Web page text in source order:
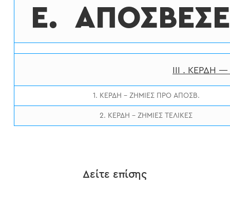
Ε.
ΙΙΙ . ΚΕΡΔΗ
1. ΚΕΡΔΗ – ΖΗΜΙΕΣ ΠΡΟ ΑΠΟΣΒ.
2. ΚΕΡΔΗ – ΖΗΜΙΕΣ ΤΕΛΙΚΕΣ
Δείτε επίσης